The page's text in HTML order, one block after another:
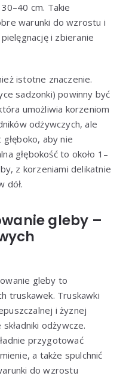
cm. Takie
warunki do wzrostu i
i zbieranie
istotne znaczenie.
sadzonki) powinny być
umożliwia korzeniom
odżywczych, ale
aby nie
głębokość to około 1–
z korzeniami delikatnie
dół.
gleby –
gleby to
truskawek. Truskawki
i żyznej
odżywcze.
przygotować
a także spulchnić
do wzrostu